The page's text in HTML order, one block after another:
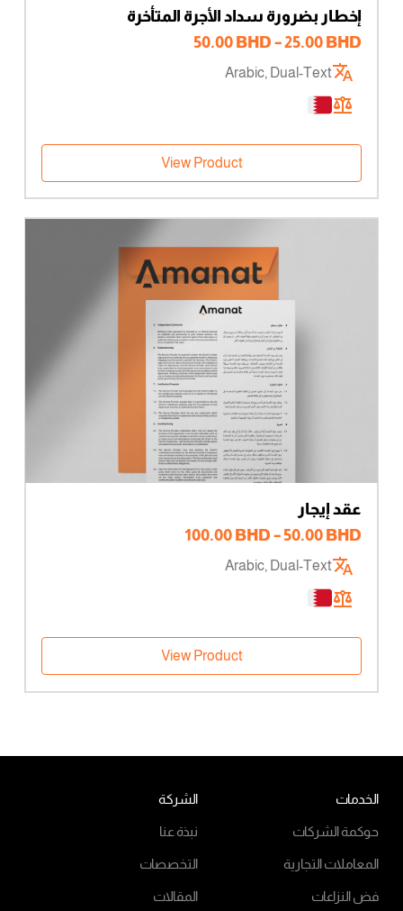
إخطار بضرورة سداد الأجرة المتأخرة
25.00BHD
–
50.00BHD
⁦50.00 BHD⁩
Arabic, Dual-Text
View Product
عقد إيجار
50.00BHD
–
100.00BHD نطاق
⁦100.00 BHD⁩
Arabic, Dual-Text
View Product
الخدمات
حوكمة الشركات
المعاملات التجارية
فض النزاعات
الشركة
نبذة عنا
التخصصات
المقالات